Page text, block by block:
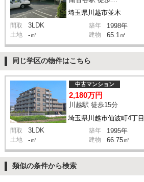
埼玉県川越市並木
間取 3LDK 築年 1998年
土地 -㎡ 建物 65.1㎡
同じ学区の物件はこちら
埼玉県川越市仙波町4丁目
中古マンション
2,180万円
川越駅 徒歩15分
間取 3LDK 築年 1995年
土地 -㎡ 建物 66.75㎡
類似の条件から検索